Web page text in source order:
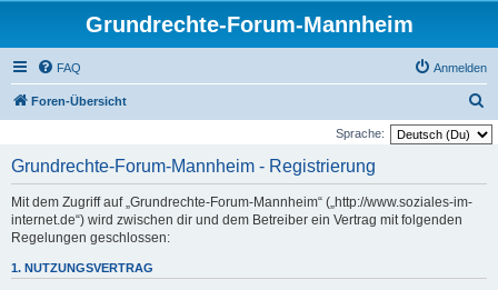
Grundrechte-Forum-Mannheim
FAQ Anmelden
Foren-Übersicht
u
Sprache:
Grundrechte-Forum-Mannheim - Registrierung
Mit dem Zugriff auf „Grundrechte-Forum-Mannheim“ („http://www.soziales-im-
internet.de“) wird zwischen dir und dem Betreiber ein Vertrag mit folgenden
Regelungen geschlossen:
1. NUTZUNGSVERTRAG